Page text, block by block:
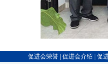
促进会荣誉 促进会介绍 促